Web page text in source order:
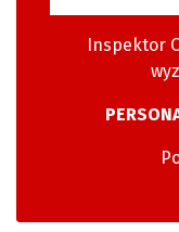
Inspektor